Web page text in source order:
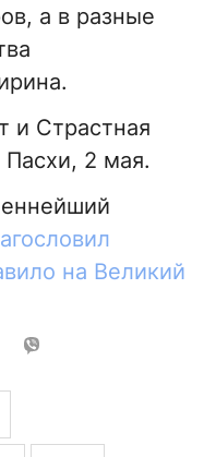
а в разные
и Страстная
2 мая.
на Великий